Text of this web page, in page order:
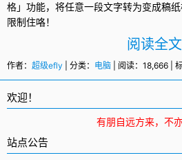
格」功能，将任意一段文字转为变成稿
限制住咯！
阅读全文
作者： 超级efly | 分类： 电脑 | 阅读：18,666 | 标
欢迎！
有朋自远方来，不
站点公告